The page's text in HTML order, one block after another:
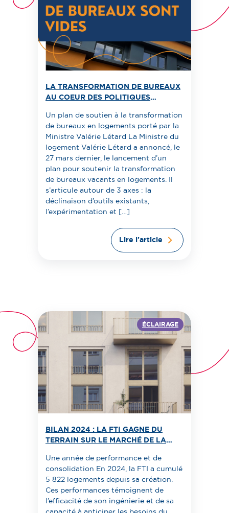
LA TRANSFORMATION DE BUREAUX
AU COEUR DES POLITIQUES
Un plan de soutien à la transformation
de bureaux en logements porté par la
Ministre Valérie Létard La Ministre du
logement Valérie Létard a annoncé, le
27 mars dernier, le lancement d’un
plan pour soutenir la transformation
de bureaux vacants en logements. Il
s’articule autour de 3 axes : la
déclinaison d’outils existants,
l’expérimentation et […]
Lire l'article
ÉCLAIRAGE
BILAN 2024 : LA FTI GAGNE DU
TERRAIN SUR LE MARCHÉ DE LA
Une année de performance et de
consolidation En 2024, la FTI a cumulé
5 822 logements depuis sa création.
Ces performances témoignent de
l’efficacité de son ingénierie et de sa